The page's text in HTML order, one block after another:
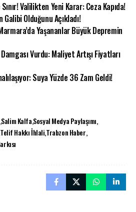
Valilikten Yeni Karar: Ceza Kapıda!
Olduğunu Açıkladı!
Yaşananlar Büyük Depremin
Vurdu: Maliyet Artışı Fiyatları
Suya Yüzde 36 Zam Geldi!
Salim KalfaSosyal Medya Paylaşımı
Telif Hakkı İhlaliTrabzon Haber